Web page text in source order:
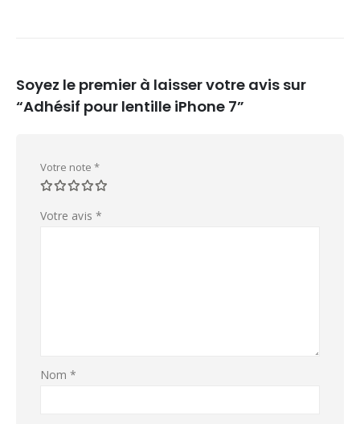
Soyez le premier à laisser votre avis sur
“Adhésif pour lentille iPhone 7”
Votre note *
Votre avis *
Nom*